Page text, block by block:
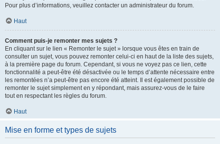
Pour plus d’informations, veuillez contacter un administrateur du forum.
Haut
Comment puis-je remonter mes sujets ?
En cliquant sur le lien « Remonter le sujet » lorsque vous êtes en train de
consulter un sujet, vous pouvez remonter celui-ci en haut de la liste des sujets,
à la première page du forum. Cependant, si vous ne voyez pas ce lien, cette
fonctionnalité a peut-être été désactivée ou le temps d’attente nécessaire entre
les remontées n’a peut-être pas encore été atteint. Il est également possible de
remonter le sujet simplement en y répondant, mais assurez-vous de le faire
tout en respectant les règles du forum.
Haut
Mise en forme et types de sujets